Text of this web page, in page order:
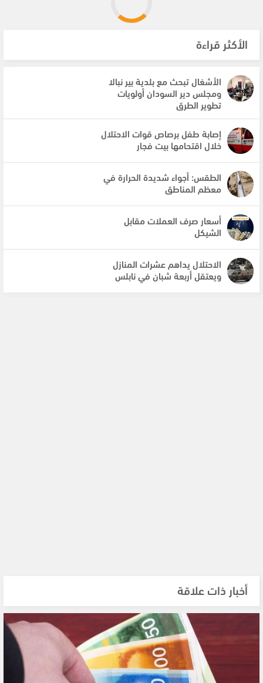
الأكثر قراءة
الأشغال تبحث مع بلدية بير نبالا
ومجلس دير السودان أولويات
تطوير الطرق
إصابة طفل برصاص قوات الاحتلال
خلال اقتحامها بيت فجار
الطقس: أجواء شديدة الحرارة في
معظم المناطق
أسعار صرف العملات مقابل
الشيكل
الاحتلال يداهم عشرات المنازل
ويعتقل أربعة شبان في نابلس
أخبار ذات علاقة